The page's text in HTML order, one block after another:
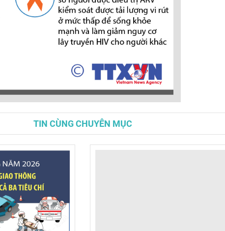
TIN CÙNG CHUYÊN MỤC